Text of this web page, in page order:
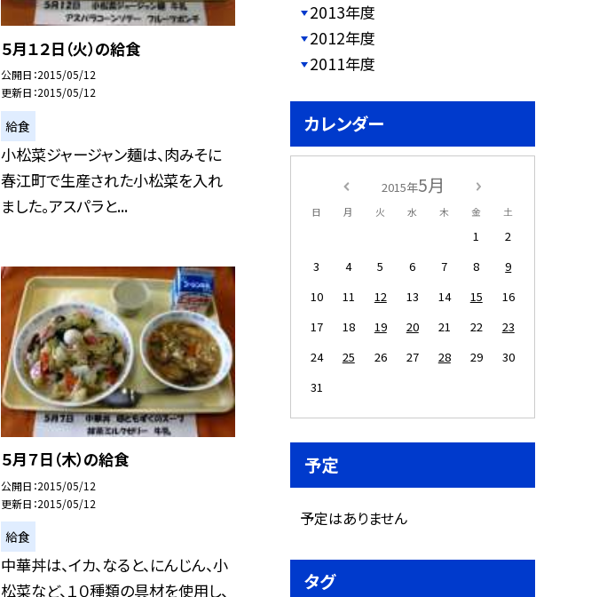
５月１２日（火）の給食
公開日 2015/05/12
更新日 2015/05/12
給食
小松菜ジャージャン麺は、肉みそに
春江町で生産された小松菜を入れ
ました。アスパラと...
５月７日（木）の給食
公開日 2015/05/12
更新日 2015/05/12
給食
中華丼は、イカ、なると、にんじん、小
松菜など、１０種類の具材を使用し、
2013年度
2012年度
2011年度
カレンダー
2015年5月
日 月 火 水 木 金 土
1
2
3
4 5 6 7 8
9
10
11 12 13 14 15
16
17
18 19 20 21 22
23
24
25 26 27 28 29
30
31
予定
予定はありません
タグ